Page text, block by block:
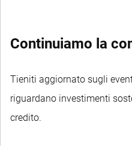
Continuiamo la
Tieniti aggiornato sugli
riguardano investimenti
credito.